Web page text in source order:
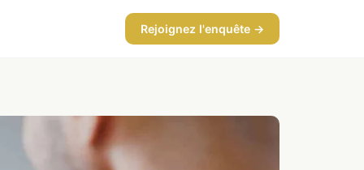
Rejoignez l'enquête →